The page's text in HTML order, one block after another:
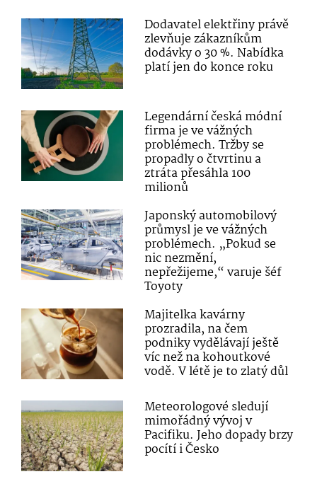
Dodavatel elektřiny právě
zlevňuje zákazníkům
dodávky o 30 %. Nabídka
platí jen do konce roku
Legendární česká módní
firma je ve vážných
problémech. Tržby se
propadly o čtvrtinu a
ztráta přesáhla 100
milionů
Japonský automobilový
průmysl je ve vážných
problémech. „Pokud se
nic nezmění,
nepřežijeme,“ varuje šéf
Toyoty
Majitelka kavárny
prozradila, na čem
podniky vydělávají ještě
víc než na kohoutkové
vodě. V létě je to zlatý důl
Meteorologové sledují
mimořádný vývoj v
Pacifiku. Jeho dopady brzy
pocítí i Česko